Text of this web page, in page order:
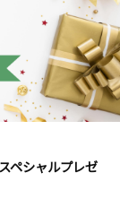
ペシャルプレゼ